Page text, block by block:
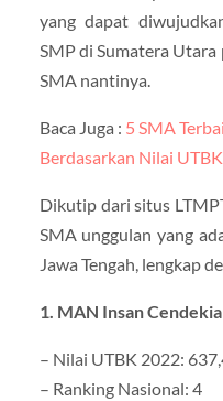
yang dapat
SMP di Sumatera Utara
SMA nantinya.
Baca Juga : 5 SMA
Berdasarkan Nilai UTBK
Dikutip dari situs
SMA unggulan yang
Jawa Tengah, lengkap
1. MAN Insan
– Nilai UTBK 2022:
– Ranking Nasional: 4